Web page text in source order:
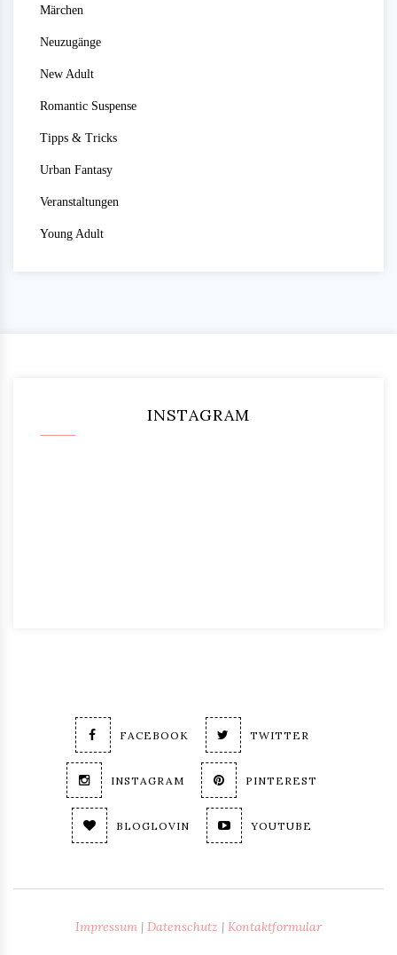
Märchen
Neuzugänge
New Adult
Romantic Suspense
Tipps & Tricks
Urban Fantasy
Veranstaltungen
Young Adult
INSTAGRAM
FACEBOOK TWITTER
INSTAGRAM PINTEREST
BLOGLOVIN YOUTUBE
Impressum | Datenschutz | Kontaktformular